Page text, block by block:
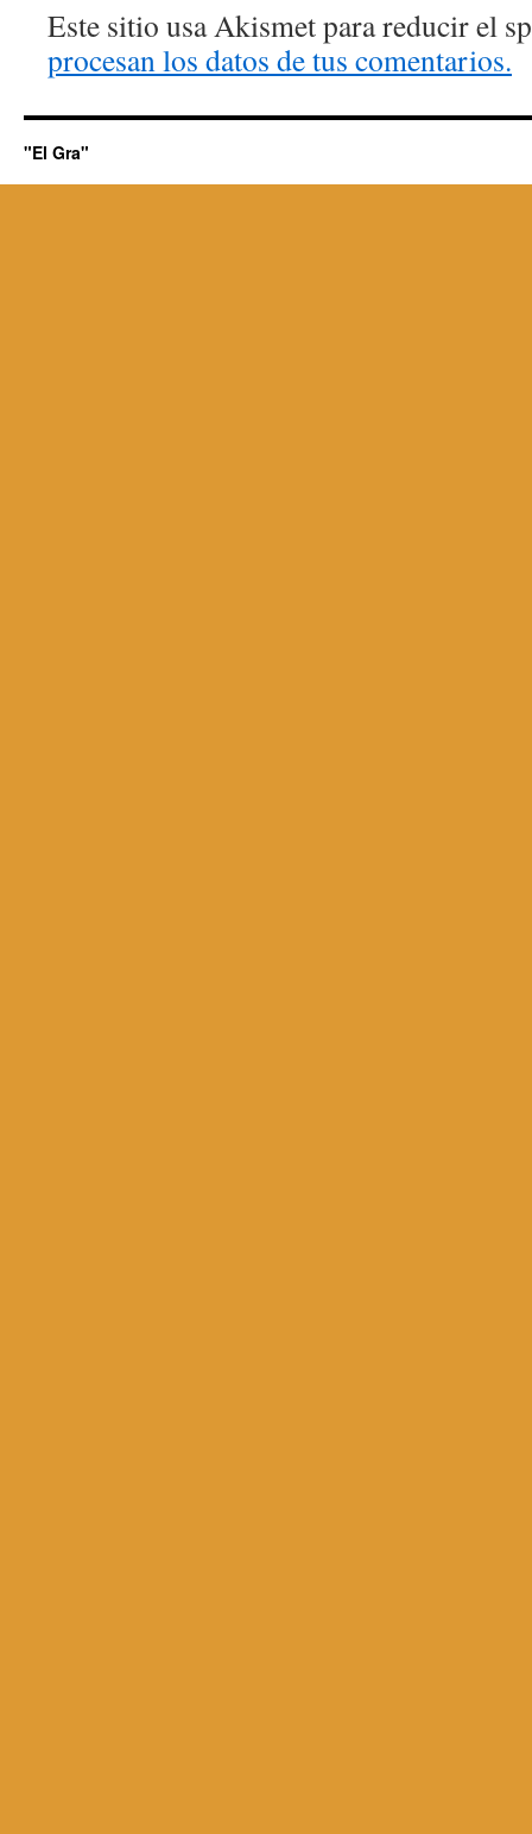
Este sitio usa Akismet para reducir el
procesan los datos de tus comentarios.
"El Gra"